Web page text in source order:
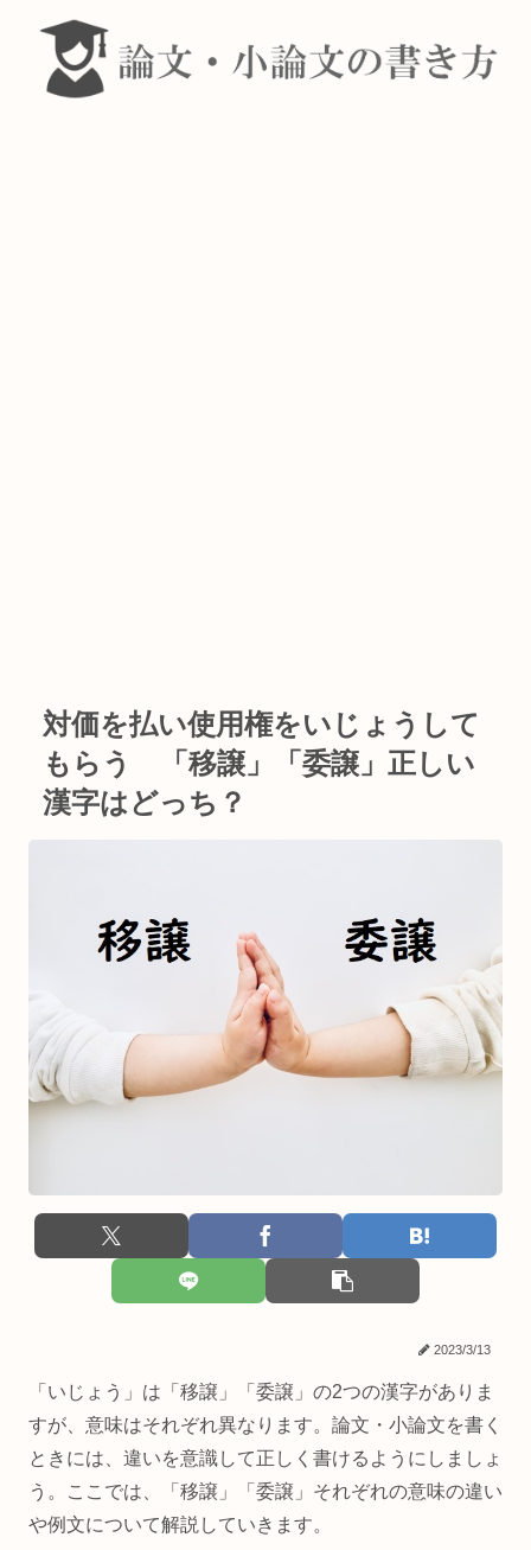
対価を払い使用権をいじょうして
もらう 「移譲」「委譲」正しい
漢字はどっち？
2023/3/13
「いじょう」は「移譲」「委譲」の2つの漢字がありま
すが、意味はそれぞれ異なります。論文・小論文を書く
ときには、違いを意識して正しく書けるようにしましょ
う。ここでは、「移譲」「委譲」それぞれの意味の違い
や例文について解説していきます。